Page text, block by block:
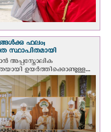
ഫലം;
സ്ഥാപിതമായി
അപ്പസ്തോലിക
ഉയർത്തിക്കൊണ്ടുള്ള...